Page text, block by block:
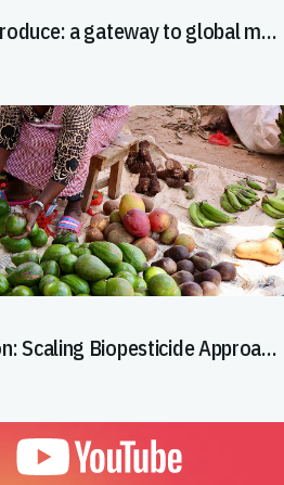
Pest-proofing Togo's produce: a gateway to global markets
Regionalizing Innovation: Scaling Biopesticide Approaches to Facilitate Safe Trade